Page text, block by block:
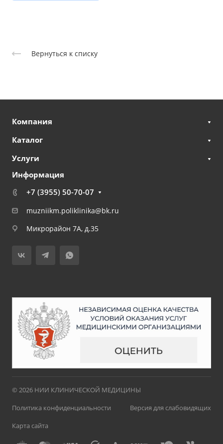
Вернуться к списку
Компания
Каталог
Услуги
Информация
+7 (3955) 50-70-07
muzniikm.poliklinika@bk.ru
Микрорайон 7А, д.35
© 2026 НИИ КЛИНИЧЕСКОЙ МЕДИЦИНЫ
Политика конфиденциальности
Версия для слабовидящих
Карта сайта